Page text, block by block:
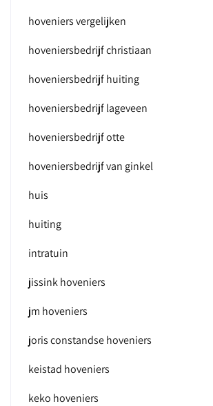
hoveniers vergelijken
hoveniersbedrijf christiaan
hoveniersbedrijf huiting
hoveniersbedrijf lageveen
hoveniersbedrijf otte
hoveniersbedrijf van ginkel
huis
huiting
intratuin
jissink hoveniers
jm hoveniers
joris constandse hoveniers
keistad hoveniers
keko hoveniers